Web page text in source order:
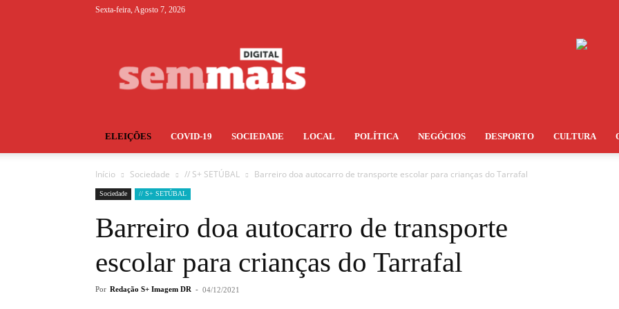
Sexta-feira, Agosto 7, 2026
ELEIÇÕES COVID-19 SOCIEDADE LOCAL POLÍTICA NEGÓCIOS DESPORTO CULTURA
Início Sociedade // S+ SETÚBAL Barreiro doa autocarro de transporte escolar para crianças do Tarrafal
Sociedade // S+ SETÚBAL
Barreiro doa autocarro de transporte
escolar para crianças do Tarrafal
Por Redação S+ Imagem DR - 04/12/2021